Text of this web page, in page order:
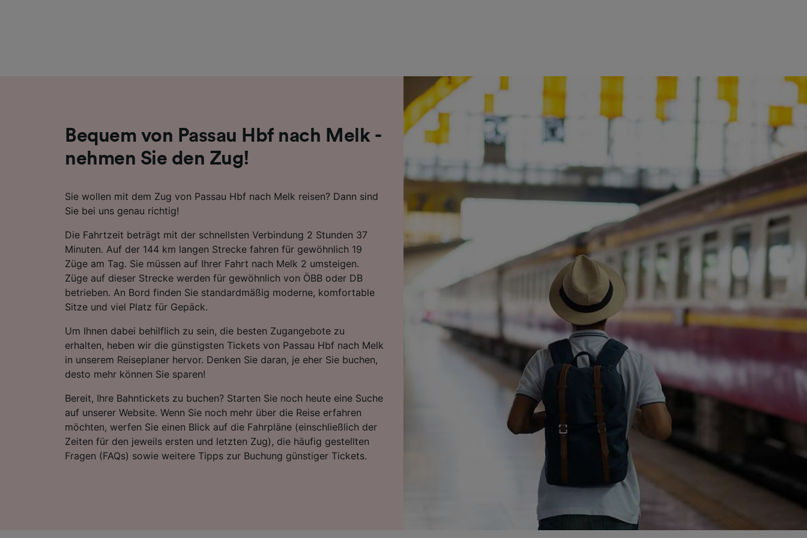
Bequem von Passau Hbf nach Melk -
nehmen Sie den Zug!
Sie wollen mit dem Zug von Passau Hbf nach Melk reisen? Dann sind
Sie bei uns genau richtig!
Die Fahrtzeit beträgt mit der schnellsten Verbindung 2 Stunden 37
Minuten. Auf der 144 km langen Strecke fahren für gewöhnlich 19
Züge am Tag. Sie müssen auf Ihrer Fahrt nach Melk 2 umsteigen.
Züge auf dieser Strecke werden für gewöhnlich von ÖBB oder DB
betrieben. An Bord finden Sie standardmäßig moderne, komfortable
Sitze und viel Platz für Gepäck.
Um Ihnen dabei behilflich zu sein, die besten Zugangebote zu
erhalten, heben wir die günstigsten Tickets von Passau Hbf nach Melk
in unserem Reiseplaner hervor. Denken Sie daran, je eher Sie buchen,
desto mehr können Sie sparen!
Bereit, Ihre Bahntickets zu buchen? Starten Sie noch heute eine Suche
auf unserer Website. Wenn Sie noch mehr über die Reise erfahren
möchten, werfen Sie einen Blick auf die Fahrpläne (einschließlich der
Zeiten für den jeweils ersten und letzten Zug), die häufig gestellten
Fragen (FAQs) sowie weitere Tipps zur Buchung günstiger Tickets.